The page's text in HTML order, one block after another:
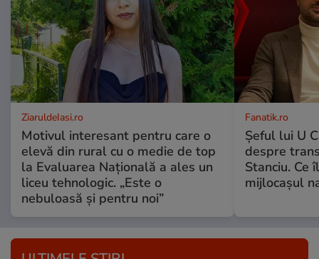
ZiaruldeIasi.ro
Motivul interesant pentru care o
elevă din rural cu o medie de top
la Evaluarea Națională a ales un
liceu tehnologic. „Este o
nebuloasă și pentru noi”
Fanatik.ro
Șeful lui U
despre
Stanciu. Ce
mijlocașul